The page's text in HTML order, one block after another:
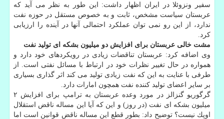
سفیر ونزوئلا در ایران اظهار داشت: این طور به نظر می آید كه
عربستان سیاست مشخص، ثابت و به خصوص مستقل در حوزه نفت
ندارد، از این رو نمی توان عملكرد احتمالی آنها در آینده را ارزیابی
كرد.
مشت خالی عربستان برای افزایش دو میلیون بشكه ای تولید نفت
وی اضافه كرد: عربستان تناقضات زیادی در رویكردهای خود دارد و
همواره در حال تغییر نظرات خود در ارتباط با مسائل نفتی است. از
طرفی با عنایت به این كه نفت زیادی تولید می كند اثر گذاری بسیاری
بر سایر اعضای تولید كننده نفت همچون امارات دارد.
گرگوریو گنزالز در مورد وعده عربستان به ترامپ برای افزایش ۲
میلیون بشكه ای نفت (در روز) و این كه آیا این مساله ناقض استقلال
اوپك نیست؟ توضیح داد: بطور قطع این مساله ناقض قوانین است اما